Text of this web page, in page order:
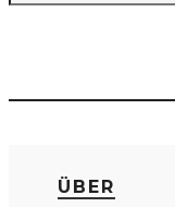
ÜBER